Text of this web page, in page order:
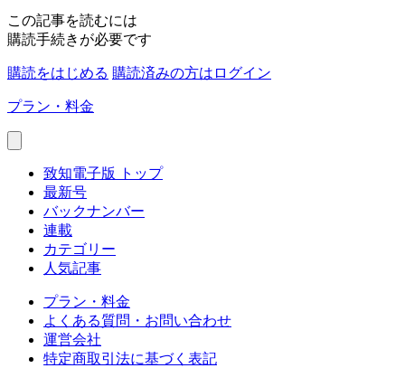
この記事を読むには
購読手続きが必要です
購読をはじめる 購読済みの方はログイン
プラン・料金
致知電子版 トップ
最新号
バックナンバー
連載
カテゴリー
人気記事
プラン・料金
よくある質問・お問い合わせ
運営会社
特定商取引法に基づく表記